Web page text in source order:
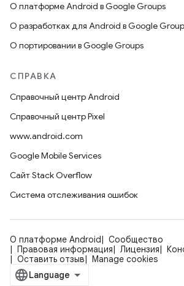
О платформе Android в Google Groups
О разработках для Android в Google
О портировании в Google Groups
СПРАВКА
Справочный центр Android
Справочный центр Pixel
www.android.com
Google Mobile Services
Сайт Stack Overflow
Система отслеживания ошибок
О платформе Android
Сообщество
Правовая информация
Лицензия
Оставить отзыв
Manage cookies